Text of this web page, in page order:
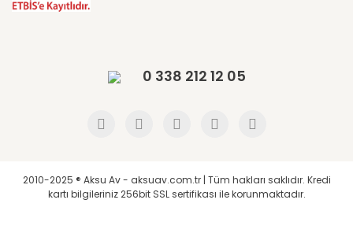
0 338 212 12 05
2010-2025 ® Aksu Av - aksuav.com.tr | Tüm hakları saklıdır. Kredi
kartı bilgileriniz 256bit SSL sertifikası ile korunmaktadır.